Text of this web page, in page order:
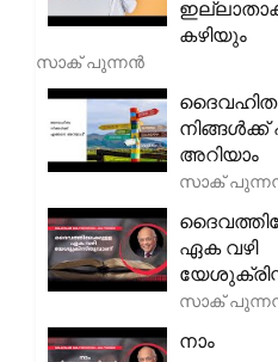
കഴിയും
സാക് പുന്നൻ
അറിയാം
സാക്
ഏക വഴി
സാക്
നാം